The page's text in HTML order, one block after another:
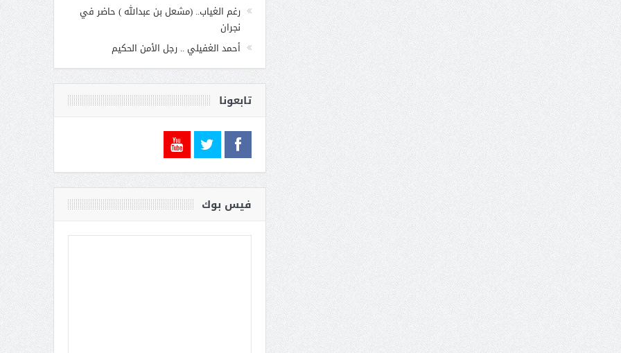
رغم الغياب.. (مشعل بن عبدالله ) حاضر في
نجران
أحمد الغفيلي .. رجل الأمن الحكيم
تابعونا
فيس بوك